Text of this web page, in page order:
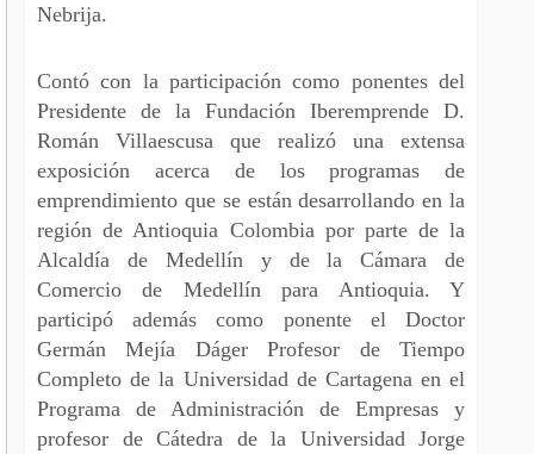
Nebrija.
Contó con la participación como ponentes del
Presidente de la Fundación Iberemprende D.
Román Villaescusa que realizó una extensa
exposición acerca de los programas de
emprendimiento que se están desarrollando en la
región de Antioquia Colombia por parte de la
Alcaldía de Medellín y de la Cámara de
Comercio de Medellín para Antioquia. Y
participó además como ponente el Doctor
Germán Mejía Dáger Profesor de Tiempo
Completo de la Universidad de Cartagena en el
Programa de Administración de Empresas y
profesor de Cátedra de la Universidad Jorge